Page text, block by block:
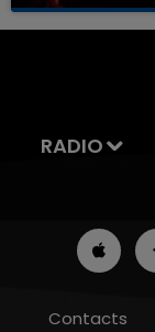
RADIO
Contacts